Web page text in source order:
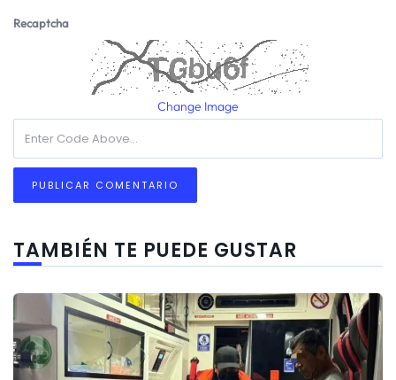
Recaptcha
Change Image
TAMBIÉN TE PUEDE GUSTAR